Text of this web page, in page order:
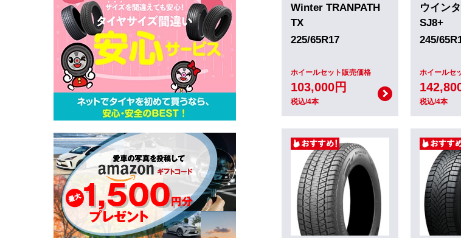
Winter TRANPATH
TX
225/65R17
ホイールセット販売価格
103,000円
税込/4本
ウイン
SJ8+
245/
ホイールセ
税込/4本